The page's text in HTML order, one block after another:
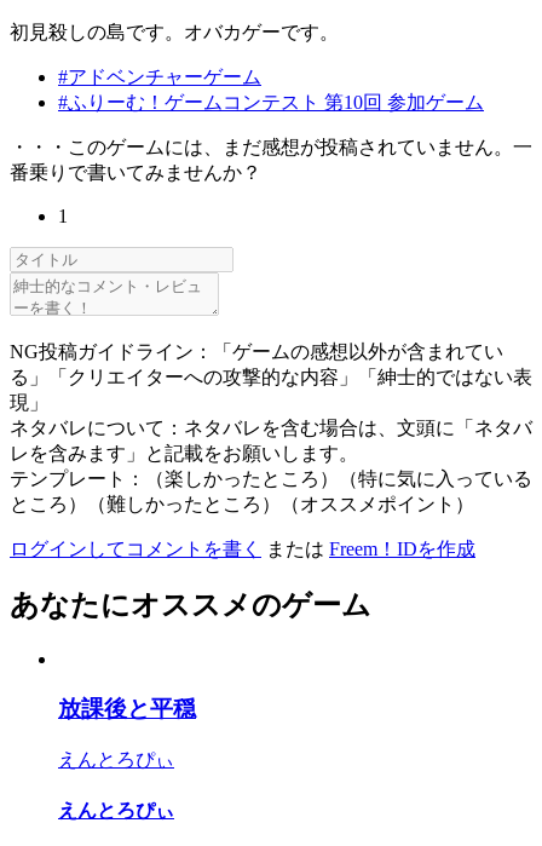
初見殺しの島です。オバカゲーです。
#アドベンチャーゲーム
#ふりーむ！ゲームコンテスト 第10回 参加ゲーム
・・・このゲームには、まだ感想が投稿されていません。一
番乗りで書いてみませんか？
1
NG投稿ガイドライン：「ゲームの感想以外が含まれてい
る」「クリエイターへの攻撃的な内容」「紳士的ではない表
現」
ネタバレについて：ネタバレを含む場合は、文頭に「ネタバ
レを含みます」と記載をお願いします。
テンプレート：（楽しかったところ）（特に気に入っている
ところ）（難しかったところ）（オススメポイント）
ログインしてコメントを書く または Freem！IDを作成
あなたにオススメのゲーム
放課後と平穏
えんとろぴぃ
えんとろぴぃ